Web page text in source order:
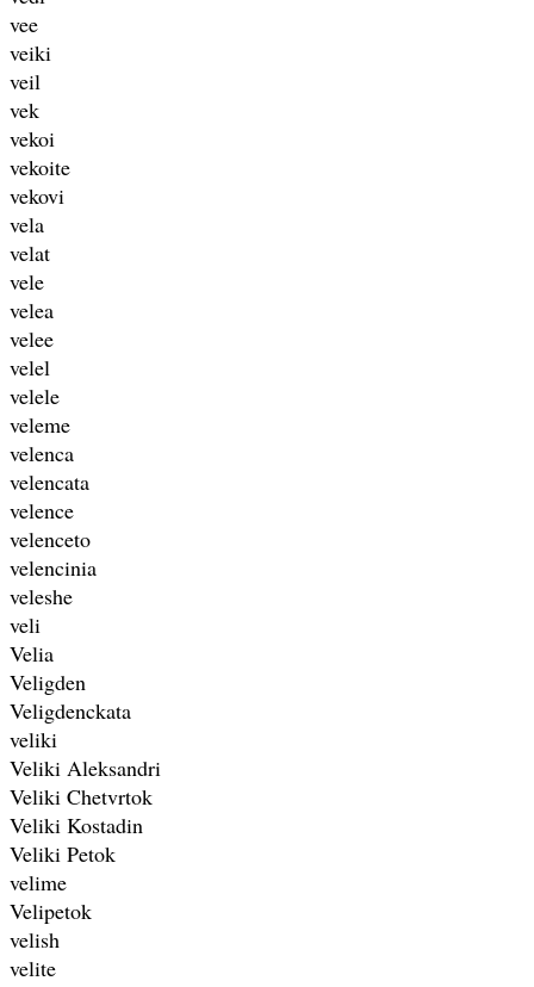
vee
veiki
veil
vek
vekoi
vekoite
vekovi
vela
velat
vele
velea
velee
velel
velele
veleme
velenca
velencata
velence
velenceto
velencinia
veleshe
veli
Velia
Veligden
Veligdenckata
veliki
Veliki Aleksandri
Veliki Chetvrtok
Veliki Kostadin
Veliki Petok
velime
Velipetok
velish
velite